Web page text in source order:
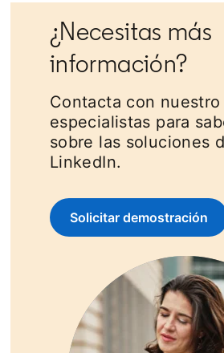
¿Necesitas más
información?
Contacta con
especialistas para
sobre las soluciones
LinkedIn.
Solicitar demostración